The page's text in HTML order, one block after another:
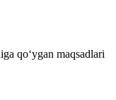
qoʻygan maqsadlari